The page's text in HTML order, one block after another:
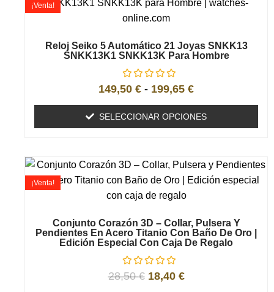
Reloj Seiko 5 Automático 21 Joyas SNKK13
SNKK13K1 SNKK13K Para Hombre
¡Venta!
149,50 € - 199,65 €
SELECCIONAR OPCIONES
Conjunto Corazón 3D – Collar, Pulsera Y
Pendientes En Acero Titanio Con Baño De Oro |
Edición Especial Con Caja De Regalo
¡Venta!
28,50€ 18,40 €